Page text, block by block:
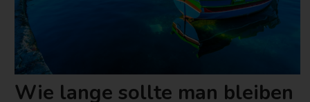
Wie lange sollte man bleiben